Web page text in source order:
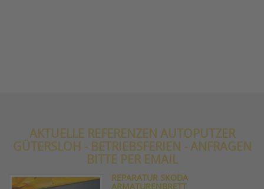
AKTUELLE REFERENZEN AUTOPUTZER
GÜTERSLOH - BETRIEBSFERIEN - ANFRAGEN
BITTE PER EMAIL
REPARATUR SKODA
ARMATURENBRETT